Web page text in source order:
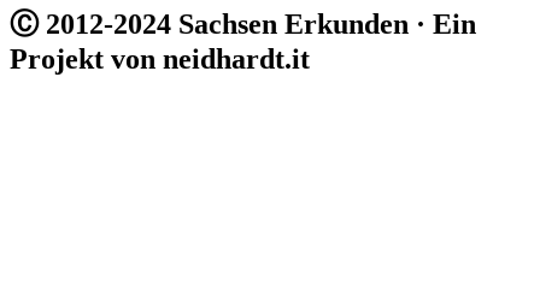
Ⓒ 2012-2024 Sachsen Erkunden · Ein
Projekt von neidhardt.it